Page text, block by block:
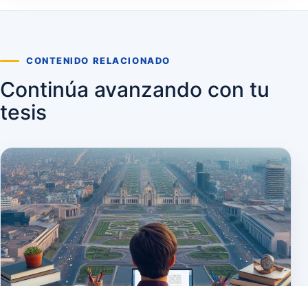
CONTENIDO RELACIONADO
Continúa avanzando con tu
tesis